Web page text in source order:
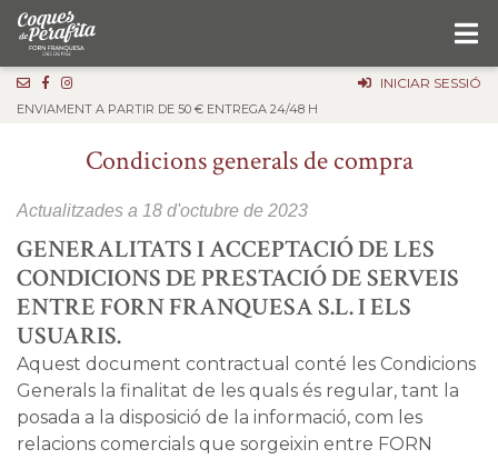
INICIAR SESSIÓ
ENVIAMENT A PARTIR DE 50 € ENTREGA 24/48 H
Condicions generals de compra
Actualitzades a 18 d'octubre de 2023
GENERALITATS I ACCEPTACIÓ DE LES
CONDICIONS DE PRESTACIÓ DE SERVEIS
ENTRE FORN FRANQUESA S.L. I ELS
USUARIS.
Aquest document contractual conté les Condicions
Generals la finalitat de les quals és regular, tant la
posada a la disposició de la informació, com les
relacions comercials que sorgeixin entre FORN